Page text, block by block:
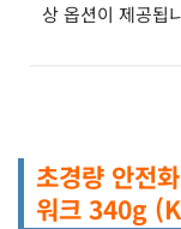
상 옵션이 제공됩
초경량 안전
워크 340g